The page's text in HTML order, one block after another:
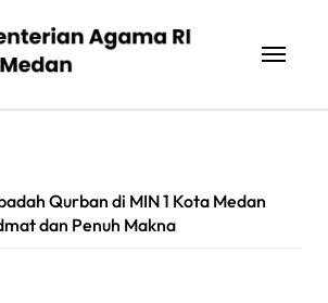
Qurban di MIN 1 Kota Medan
dan Penuh Makna